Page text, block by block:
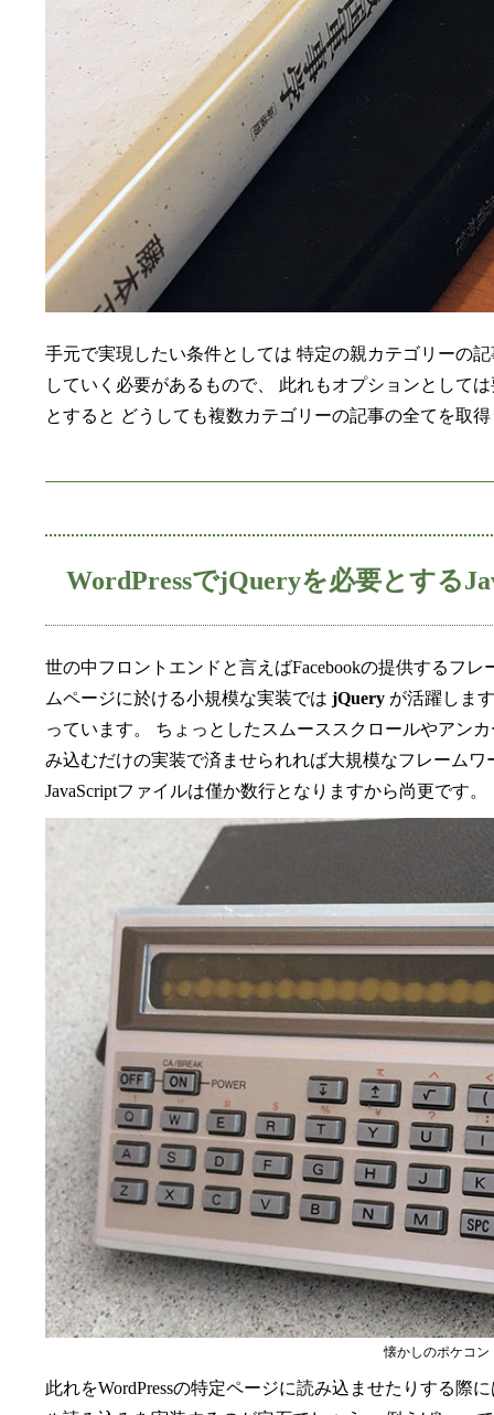
手元で実現したい条件としては 特定の親カテゴリーの
していく必要があるもので、 此れもオプションとして
とすると どうしても複数カテゴリーの記事の全てを取
WordPressでjQueryを必要とする
世の中フロントエンドと言えばFacebookの提供するフ
ムページに於ける小規模な実装では jQueryが活躍しま
っています。 ちょっとしたスムーススクロールやアン
み込むだけの実装で済ませられれば大規模なフレーム
JavaScriptファイルは僅か数行となりますから尚更です。
懐かしのポケコン
此れをWordPressの特定ページに読み込ませたりする際